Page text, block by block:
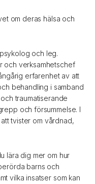
om deras hälsa och
och leg.
och verksamhetschef
erfarenhet av att
behandling i samband
traumatiserande
och försummelse. I
tvister om vårdnad,
lära dig mer om hur
barns och
vilka insatser som kan